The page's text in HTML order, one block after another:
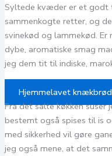
Syltede kvæder er et godt
sammenkogte retter, og
svinekød og lammekød.
dybe, aromatiske smag
jeg dem tit til indiske,
Hjemmelavet
Fra det salte køkken suser
bestemt også spises til is
med sikkerhed vil gøre
jeg også mene, at det